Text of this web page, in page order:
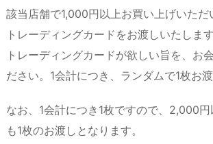
該当店舗で1,000円以上お買い上げいただ
トレーディングカードをお渡しいたしま
トレーディングカードが欲しい旨を、お
ださい。1会計につき、ランダムで1枚お渡
なお、1会計につき1枚ですので、2,000
も1枚のお渡しとなります。